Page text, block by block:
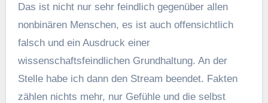
Das ist nicht nur sehr feindlich gegenüber allen
nonbinären Menschen, es ist auch offensichtlich
falsch und ein Ausdruck einer
wissenschaftsfeindlichen Grundhaltung. An der
Stelle habe ich dann den Stream beendet. Fakten
zählen nichts mehr, nur Gefühle und die selbst